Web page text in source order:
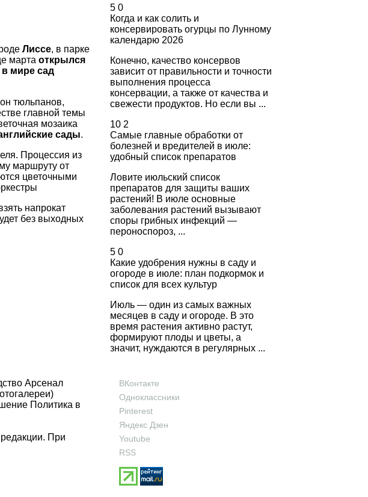
Лиссе, в парке
марта открылся
мире сад
тюльпанов,
главной темы
мозаика
сады.
Процессия из
маршруту от
цветочными
напрокат
без выходных
5 0
Когда и как солить и
консервировать огурцы по Лунному
календарю 2026
Конечно, качество консервов
зависит от правильности и точности
выполнения процесса
консервации, а также от качества и
свежести продуктов. Но если вы ...
10 2
Самые главные обработки от
болезней и вредителей в июле:
удобный список препаратов
Ловите июльский список
препаратов для защиты ваших
растений! В июле основные
заболевания растений вызывают
споры грибных инфекций —
пероноспороз, ...
5 0
Какие удобрения нужны в саду и
огороде в июле: план подкормок и
список для всех культур
Июль — один из самых важных
месяцев в саду и огороде. В это
время растения активно растут,
формируют плоды и цветы, а
значит, нуждаются в регулярных ...
Арсенал
Политика в
При
ВКонтакте
Одноклассники
Pinterest
Яндекс Дзен
Youtube
RSS